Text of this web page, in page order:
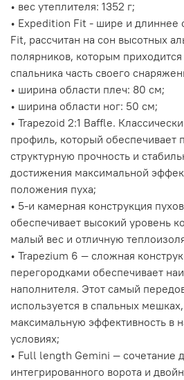
• вес утеплителя: 1352 г;
• Expedition Fit - шире и длиннее
Fit, рассчитан на сон высотных
полярников, которым приходится
спальника часть своего
• ширина области плеч: 80 см;
• ширина области ног: 50 см;
• Trapezoid 2:1 Baffle.
профиль, который обеспечивает
структурную прочность и
достижения максимальной
положения пуха;
• 5-и камерная конструкция
обеспечивает высокий уровень
малый вес и отличную
• Trapezium 6 — сложная
перегородками обеспечивает
наполнителя. Этот самый
используется в спальных
максимальную эффективность в
условиях;
• Full length Gemini — сочетание
интегрированного ворота и